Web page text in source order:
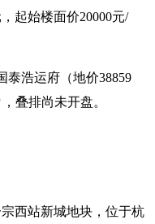
起始楼面价20000元/
泰浩运府（地价38859
叠排尚未开盘。
西站新城地块，位于杭